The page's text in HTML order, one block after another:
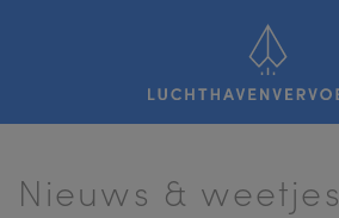
Luchthavenvervoer
Nieuws & weetjes